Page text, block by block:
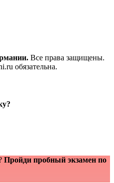
Все права защищены.
обязательна.
Пройди пробный экзамен по